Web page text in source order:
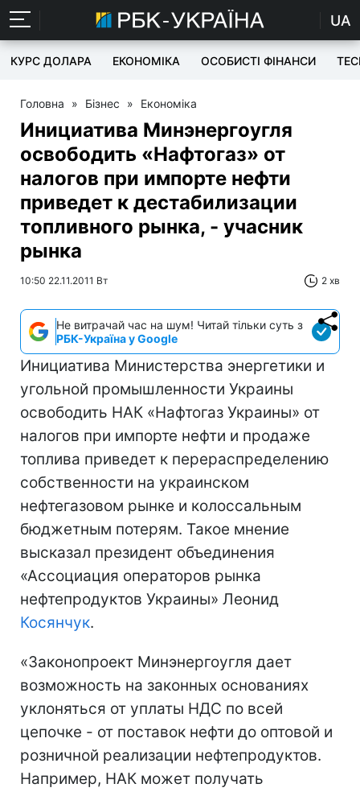
UA
КУРС ДОЛАРА ЕКОНОМІКА ОСОБИСТІ ФІНАНСИ
Головна » Бізнес » Економіка
Инициатива Минэнергоугля
освободить «Нафтогаз» от
налогов при импорте нефти
приведет к дестабилизации
топливного рынка, - учасник
рынка
10:50 22.11.2011 Вт 2 хв
Не витрачай час на шум! Читай тільки суть з
РБК-Україна у Google
Инициатива Министерства энергетики и
угольной промышленности Украины
освободить НАК «Нафтогаз Украины» от
налогов при импорте нефти и продаже
топлива приведет к перераспределению
собственности на украинском
нефтегазовом рынке и колоссальным
бюджетным потерям. Такое мнение
высказал президент объединения
«Ассоциация операторов рынка
нефтепродуктов Украины» Леонид
Косянчук.
«Законопроект Минэнергоугля дает
возможность на законных основаниях
уклоняться от уплаты НДС по всей
цепочке - от поставок нефти до оптовой и
розничной реализации нефтепродуктов.
Например, НАК может получать